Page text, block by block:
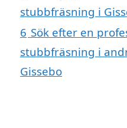
stubbfräsning i
6 Sök efter en
stubbfräsning i
Gissebo